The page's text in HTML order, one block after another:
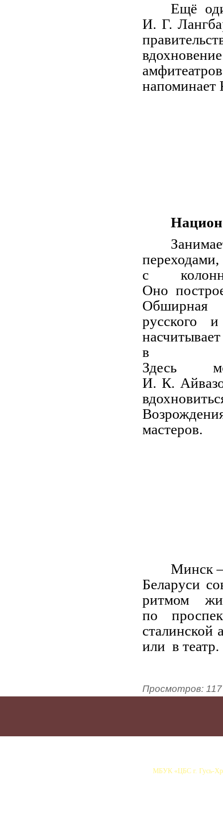
Ещё
И. Г.
напоминает
с
Оно
Обширная
русского
в
Здесь
И. К.
мастеров.
Минск
Беларуси
ритмом
по
сталинской
или в театр.
Просмотров: 117
МБУК «ЦБС г. Гусь-